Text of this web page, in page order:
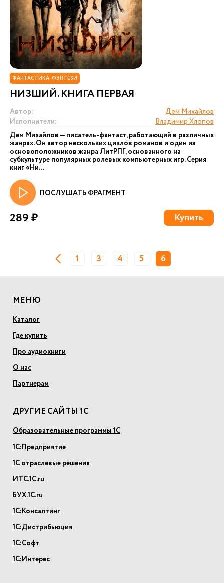
ФАНТАСТИКА. ФЭНТЕЗИ
НИЗШИЙ. КНИГА ПЕРВАЯ
Автор:
Дем Михайлов
Исполнители:
Владимир Хлопов
Дем Михайлов — писатель-фантаст, работающий в различных
жанрах. Он автор нескольких циклов романов и один из
основоположников жанра ЛитРПГ, основанного на
субкультуре популярных ролевых компьютерных игр. Серия
книг «Ни...
ПОСЛУШАТЬ ФРАГМЕНТ
289 ₽ Купить
1 3 4 5 6
МЕНЮ
Каталог
Где купить
Про аудиокниги
О нас
Партнерам
ДРУГИЕ САЙТЫ 1С
Образовательные программы 1С
1С:Предприятие
1С отраслевые решения
ИТС.1С.ru
БУХ.1С.ru
1С:Консалтинг
1С:Дистрибьюция
1С:Софт
1С:Интерес